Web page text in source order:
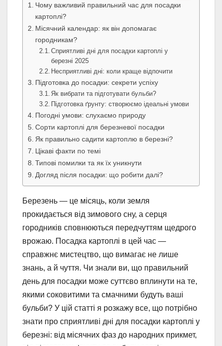
Чому важливий правильний час для посадки
картоплі?
Місячний календар: як він допомагає
городникам?
Сприятливі дні для посадки картоплі у
березні 2025
Несприятливі дні: коли краще відпочити
Підготовка до посадки: секрети успіху
Як вибрати та підготувати бульби?
Підготовка ґрунту: створюємо ідеальні умови
Погодні умови: слухаємо природу
Сорти картоплі для березневої посадки
Як правильно садити картоплю в березні?
Цікаві факти по темі
Типові помилки та як їх уникнути
Догляд після посадки: що робити далі?
Березень — це місяць, коли земля
прокидається від зимового сну, а серця
городників сповнюються передчуттям щедрого
врожаю. Посадка картоплі в цей час —
справжнє мистецтво, що вимагає не лише
знань, а й чуття. Чи знали ви, що правильний
день для посадки може суттєво вплинути на те,
якими соковитими та смачними будуть ваші
бульби? У цій статті я розкажу все, що потрібно
знати про сприятливі дні для посадки картоплі у
березні: від місячних фаз до народних прикмет,